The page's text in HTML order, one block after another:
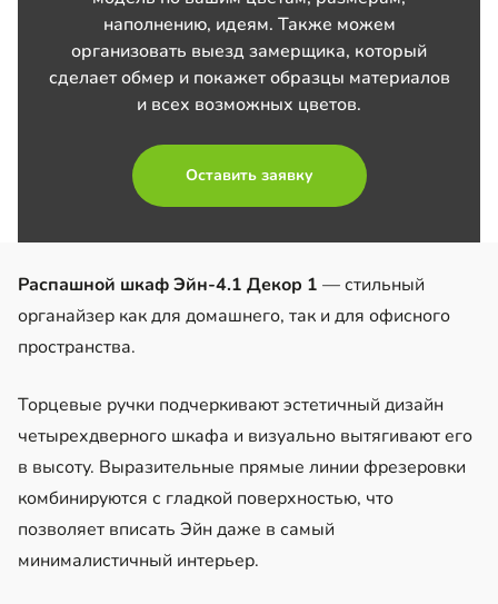
наполнению, идеям. Также можем
организовать выезд замерщика, который
сделает обмер и покажет образцы материалов
и всех возможных цветов.
Оставить заявку
Распашной шкаф Эйн-4.1 Декор 1 — стильный
органайзер как для домашнего, так и для офисного
пространства.
Торцевые ручки подчеркивают эстетичный дизайн
четырехдверного шкафа и визуально вытягивают его
в высоту. Выразительные прямые линии фрезеровки
комбинируются с гладкой поверхностью, что
позволяет вписать Эйн даже в самый
минималистичный интерьер.